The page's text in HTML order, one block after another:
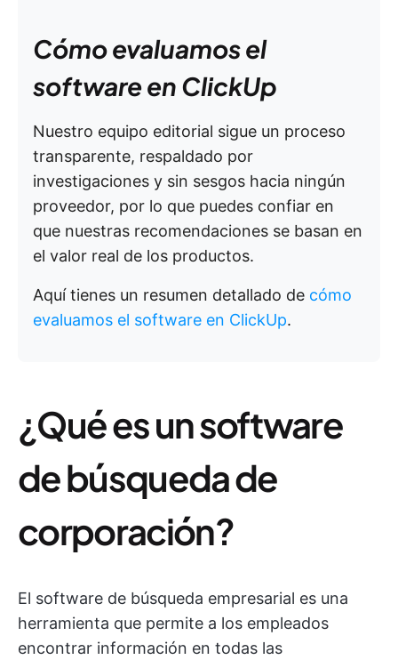
Cómo evaluamos el
software en ClickUp
Nuestro equipo editorial sigue un proceso
transparente, respaldado por
investigaciones y sin sesgos hacia ningún
proveedor, por lo que puedes confiar en
que nuestras recomendaciones se basan en
el valor real de los productos.
Aquí tienes un resumen detallado de cómo
evaluamos el software en ClickUp.
¿Qué es un software
de búsqueda de
corporación?
El software de búsqueda empresarial es una
herramienta que permite a los empleados
encontrar información en todas las